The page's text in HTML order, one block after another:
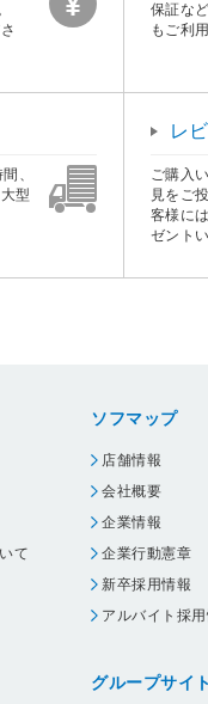
保証な
もご利
、
型
レ
ご購入
見をご
客様に
ゼント
て
ソフマップ
店舗情報
会社概要
企業情報
企業行動憲章
新卒採用情報
アルバイト採用
グループサイト